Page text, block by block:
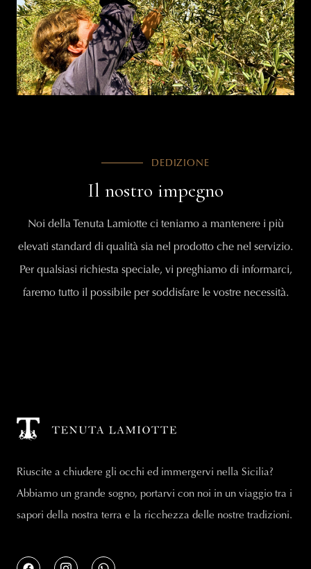
DEDIZIONE
Il nostro impegno
Noi della Tenuta Lamiotte ci teniamo a mantenere i più
elevati standard di qualità sia nel prodotto che nel servizio.
Per qualsiasi richiesta speciale, vi preghiamo di informarci,
faremo tutto il possibile per soddisfare le vostre necessità.
Riuscite a chiudere gli occhi ed immergervi nella Sicilia?
Abbiamo un grande sogno, portarvi con noi in un viaggio tra i
sapori della nostra terra e la ricchezza delle nostre tradizioni.